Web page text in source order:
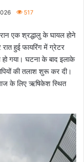
517
एक श्रद्धालु के घायल होने
हुई फायरिंग में ग्रेटर
हो गया। घटना के बाद इलाके
की तलाश शुरू कर दी।
के लिए ऋषिकेश स्थित